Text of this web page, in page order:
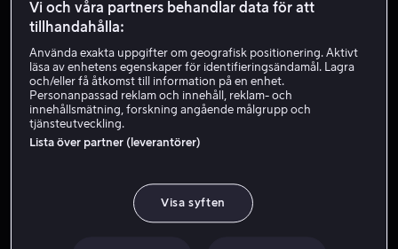
HD
Hyr 39 kr
Köp 89 kr
På gränsen till att skiljas ger Ethan och Sophie sitt
På gränsen till att skiljas ger Ethan och Sophie sitt
äktenskap en sista chans och reser bort på en weekend i
ett avlägset hus. Men vad som börjar som ett försök att
Vi och våra partners behandlar data för att
tillhandahålla:
Använda exakta uppgifter om geografisk positionering. Aktivt
läsa av enhetens egenskaper för identifieringsändamål. Lagra
och/eller få åtkomst till information på en enhet.
Personanpassad reklam och innehåll, reklam- och
innehållsmätning, forskning angående målgrupp och
tjänsteutveckling.
Lista över partner (leverantörer)
Visa syften